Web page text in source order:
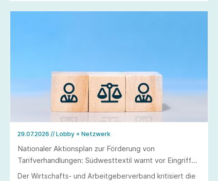
29.07.2026 // Lobby + Netzwerk
Nationaler Aktionsplan zur Förderung von
Tarifverhandlungen: Südwesttextil warnt vor Eingriffen
in Tarifautonomie und Koalitionsfreiheit
Der Wirtschafts- und Arbeitgeberverband kritisiert die